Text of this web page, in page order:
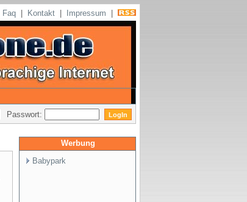
Faq Kontakt Impressum
Passwort:
Werbung
Babypark